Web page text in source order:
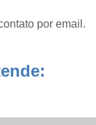
por email.